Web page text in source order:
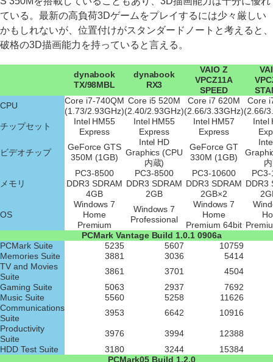
ている。最新の高負荷3Dゲームをプレイするには少々厳しい
かもしれないが、位置付けがスタンダードノートと考えると、
破格の3D描画能力を持っていると言える。
dynabook
TX/98MBL
dynabook
RX3
VAIO Z
VPCZ11A
SPEED
CPU
Core i7-740QM
(1.73/2.93GHz)
Core i5 520M
(2.40/2.93GHz)
Core i7 620M
(2.66/3.33GHz)
Core
(2.66/
チップセット
Intel HM55
Express
Intel HM55
Express
Intel HM57
Express
Intel
ビデオチップ
GeForce GTS
350M (1GB)
Intel HD
Graphics (CPU
内蔵)
GeForce GT
330M (1GB)
メモリ
PC3-8500
DDR3 SDRAM
4GB
PC3-8500
DDR3 SDRAM
2GB
PC3-10600
DDR3 SDRAM
2GB×2
DDR3
OS
Windows 7
Home
Premium
Windows 7
Professional
Windows 7
Home
Premium 64bit
PCMark Vantage Build 1.0.1 0906a
PCMark Suite
5235 5607
10759
Memories Suite
3881 3036
5414
TV and Movies
Suite
3861 3701
4504
Gaming Suite
5063 2937
7692
Music Suite
5560 5258
11626
Communications
Suite
3953 6642
10916
Productivity
Suite
3976 3994
12388
HDD Test Suite
3180 3244
15384
PCMark05 Build 1.2.0